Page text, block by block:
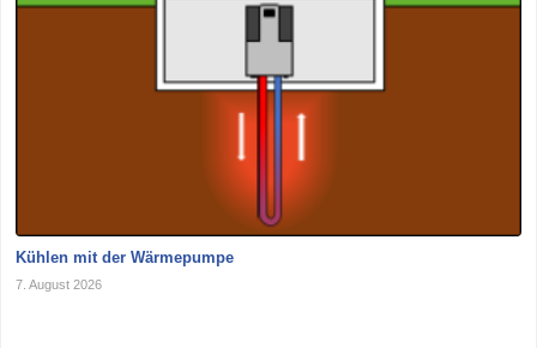
Kühlen mit der Wärmepumpe
7. August 2026